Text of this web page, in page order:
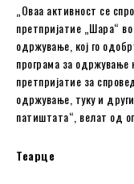
„Оваа активност се
претпријатие „Шара“
одржување, кој го
програма за
претпријатие за
одржување, туку и
патиштата“, велат од
Теарце